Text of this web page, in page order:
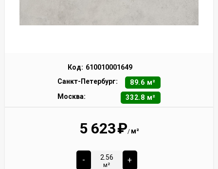
Код: 610010001649
Санкт-Петербург:
89.6 м²
Москва:
332.8 м²
5 623₽/ м²
-
м²
+